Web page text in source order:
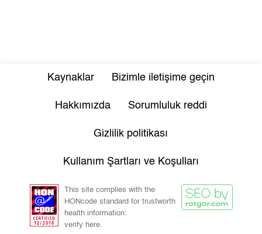
Kaynaklar Bizimle iletişime geçin
Hakkımızda Sorumluluk reddi
Gizlilik politikası
Kullanım Şartları ve Koşulları
This site complies with the
HONcode standard for trustworth
health information:
verify here.